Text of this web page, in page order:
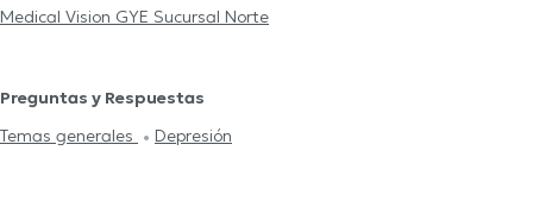
Medical Vision GYE Sucursal Norte
Preguntas y Respuestas
Temas generales
Depresión